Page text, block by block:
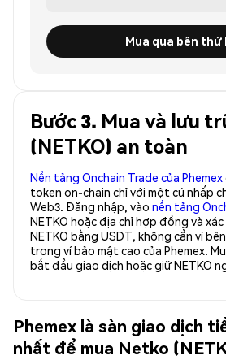
Mua qua bên thứ
Bước 3. Mua và lưu
(NETKO) an toàn
Nền tảng Onchain Trade của Phemex
token on-chain chỉ với một cú nhấp
Web3. Đăng nhập, vào nền tảng
NETKO hoặc địa chỉ hợp đồng và xác
NETKO bằng USDT, không cần ví
trong ví bảo mật cao của Phemex.
bắt đầu giao dịch hoặc giữ NETKO
Phemex là sàn giao dịch
nhất để mua Netko